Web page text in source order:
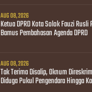
AUG 08, 2026
Ketua DPRD Kota Solok Fauzi Rusli
Bamus Pembahasan Agenda DPRD
AUG 08, 2026
Tak Terima Disalip, Oknum
Diduga Pukul Pengendara Hingga